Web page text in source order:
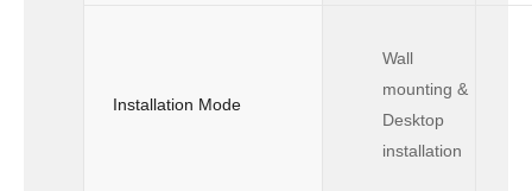
Installation Mode
Wall
mounting &
Desktop
installation